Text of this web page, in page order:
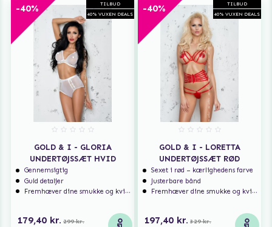
TILBUD
40% VUXEN DEALS
-40%
GOLD & I - GLORIA
UNDERTØJSSÆT HVID
Gennemsigtig
Guld detaljer
Fremhæver dine smukke og kvindelige former
179,40 kr. 299 kr.
TILBUD
40% VUXEN DEALS
-40%
GOLD & I - LORETTA
UNDERTØJSSÆT RØD
Sexet i rød – kærlighedens farve
Justerbare bånd
Fremhæver dine smukke og kvindelige former
197,40 kr. 329 kr.